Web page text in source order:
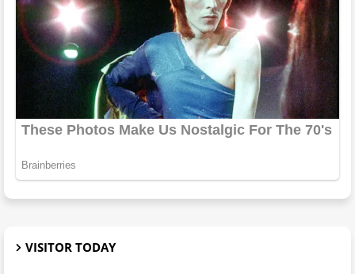
VISITOR TODAY